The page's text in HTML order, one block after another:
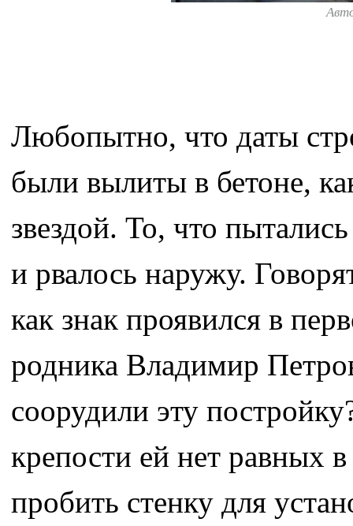
Любопытно, что даты
были вылиты в бетоне,
звездой. То, что
и рвалось наружу.
как знак проявился в
родника Владимир
соорудили эту
крепости ей нет равных
пробить стенку для